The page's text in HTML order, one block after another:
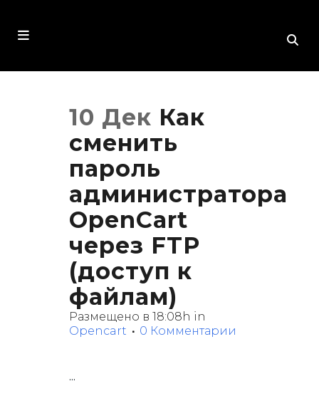
10 Дек Как
сменить
пароль
администратора
OpenCart
через FTP
(доступ к
файлам)
Размещено в 18:08h in
Opencart
0 Комментарии
...